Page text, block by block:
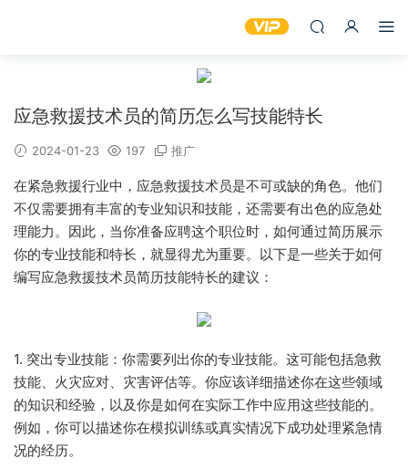
应急救援技术员的简历怎么写技能特长
2024-01-23 197 推广
在紧急救援行业中，应急救援技术员是不可或缺的角色。他们
不仅需要拥有丰富的专业知识和技能，还需要有出色的应急处
理能力。因此，当你准备应聘这个职位时，如何通过简历展示
你的专业技能和特长，就显得尤为重要。以下是一些关于如何
编写应急救援技术员简历技能特长的建议：
1. 突出专业技能：你需要列出你的专业技能。这可能包括急救
技能、火灾应对、灾害评估等。你应该详细描述你在这些领域
的知识和经验，以及你是如何在实际工作中应用这些技能的。
例如，你可以描述你在模拟训练或真实情况下成功处理紧急情
况的经历。